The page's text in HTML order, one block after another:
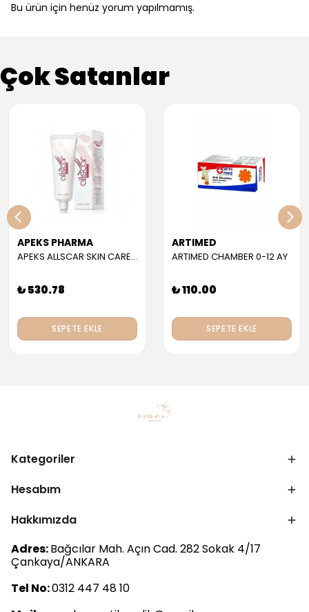
Bu ürün için henüz yorum yapılmamış.
Çok Satanlar
APEKS PHARMA
APEKS ALLSCAR SKIN CARE GEL 30 ML
₺ 530.78
SEPETE EKLE
ARTIMED
ARTIMED CHAMBER 0-12 AY
₺ 110.00
SEPETE EKLE
Kategoriler
Hesabım
Hakkımızda
Adres:Bağcılar Mah. Açın Cad. 282 Sokak 4/17
Çankaya/ANKARA
Tel No:0312 447 48 10